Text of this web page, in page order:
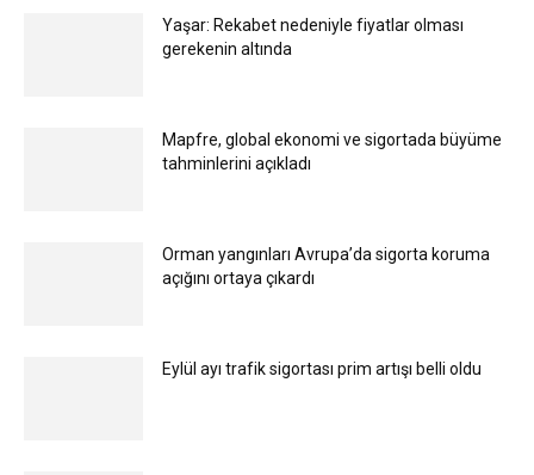
Yaşar: Rekabet nedeniyle fiyatlar olması
gerekenin altında
Mapfre, global ekonomi ve sigortada büyüme
tahminlerini açıkladı
Orman yangınları Avrupa’da sigorta koruma
açığını ortaya çıkardı
Eylül ayı trafik sigortası prim artışı belli oldu